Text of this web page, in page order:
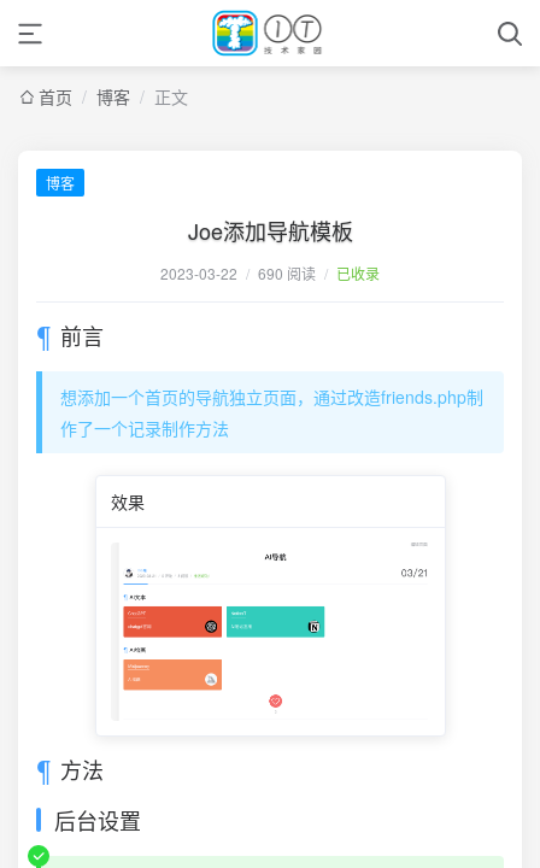
首页 / 博客 / 正文
博客
Joe添加导航模板
2023-03-22 / 690 阅读 / 已收录
前言
想添加一个首页的导航独立页面，通过改造friends.php制
作了一个记录制作方法
效果
方法
后台设置